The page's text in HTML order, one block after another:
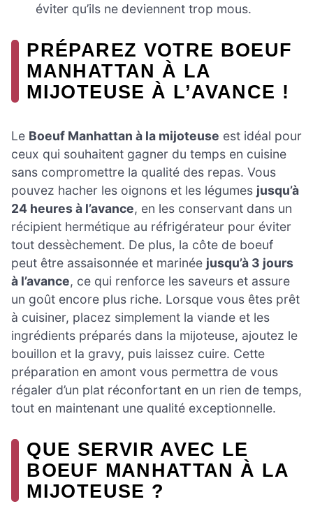
éviter qu’ils ne deviennent trop mous.
PRÉPAREZ VOTRE BOEUF
MANHATTAN À LA
MIJOTEUSE À L’AVANCE !
Le Boeuf Manhattan à la mijoteuse est idéal pour
ceux qui souhaitent gagner du temps en cuisine
sans compromettre la qualité des repas. Vous
pouvez hacher les oignons et les légumes jusqu’à
24 heures à l’avance, en les conservant dans un
récipient hermétique au réfrigérateur pour éviter
tout dessèchement. De plus, la côte de boeuf
peut être assaisonnée et marinée jusqu’à 3 jours
à l’avance, ce qui renforce les saveurs et assure
un goût encore plus riche. Lorsque vous êtes prêt
à cuisiner, placez simplement la viande et les
ingrédients préparés dans la mijoteuse, ajoutez le
bouillon et la gravy, puis laissez cuire. Cette
préparation en amont vous permettra de vous
régaler d’un plat réconfortant en un rien de temps,
tout en maintenant une qualité exceptionnelle.
QUE SERVIR AVEC LE
BOEUF MANHATTAN À LA
MIJOTEUSE ?